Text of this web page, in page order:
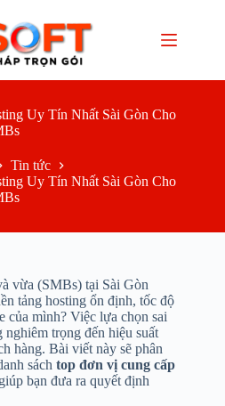
Uy Tín Nhất Sài Gòn Cho
Tin tức
Uy Tín Nhất Sài Gòn Cho
vừa (SMBs) tại Sài Gòn
tảng hosting ổn định, tốc độ
của mình? Việc lựa chọn sai
nghiêm trọng đến hiệu suất
hàng. Bài viết này sẽ phân
sách top đơn vị cung cấp
bạn đưa ra quyết định